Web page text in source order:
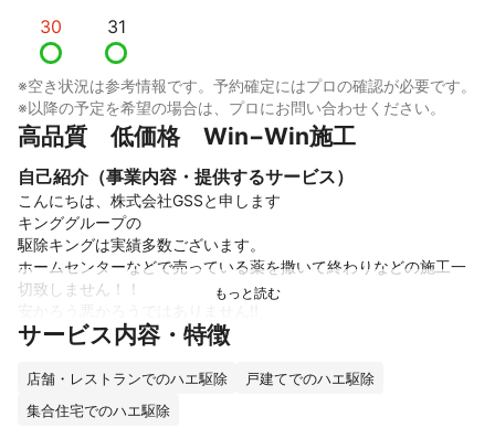
30 31
※空き状況は参考情報です。予約確定にはプロの確認が必要です。
※以降の予定を希望の場合は、プロにお問い合わせください。
高品質　低価格　Win−Win施工
自己紹介（事業内容・提供するサービス）
こんにちは、株式会社GSSと申します
キンググループの
駆除キングは実績多数ございます。
ホームセンターなどで売っている薬を撒いて終わりなどの施工一
切致しません！！
ません。
害虫駆除は是非、駆除キング迄ご相談下さい
サービス内容・特徴
店舗・レストランでのハエ駆除
戸建てでのハエ駆除
集合住宅でのハエ駆除